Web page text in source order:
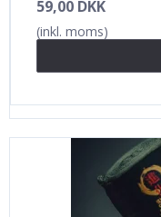
59,00 DKK
(inkl. moms)